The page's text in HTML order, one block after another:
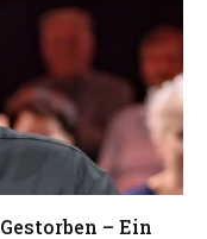
– Ein